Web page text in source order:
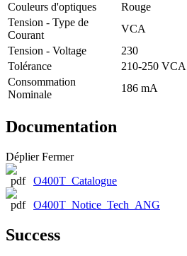
Couleurs d'optiques
Rouge
Tension - Type de
Courant
VCA
Tension - Voltage
230
Tolérance
210-250 VCA
Consommation
Nominale
186 mA
Documentation
Déplier Fermer
O400T_Catalogue
O400T_Notice_Tech_ANG
Success